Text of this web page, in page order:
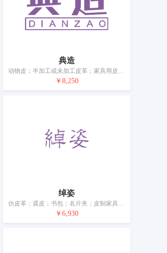
典造
动物皮；半加工或未加工皮革；家具用皮装饰；书包；行李箱；皮制系带；钱包（钱夹）；伞；手杖；宠物服装
￥8,250
绰姿
仿皮革；裘皮；书包；名片夹；皮制家具罩；背包；行李牌；行李箱；（女式）钱包；伞
￥6,930